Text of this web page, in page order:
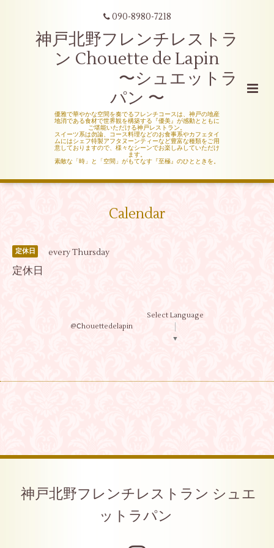
090-8980-7218
神戸北野フレンチレストラ
ン Chouette de Lapin
〜シュエットラ
パン 〜
優雅で華やかな空間を奏でるフレンチコースは、神戸の地産
地消である食材で世界観を構築する『優美』が感動とともに
ご堪能いただける神戸レストラン。
スイーツ系は勿論、コース料理などのお食事系やカフェタイ
ムにはシェフ特製アフタヌーンティーなど豊富な種類をご用
意しておりますので、様々なシーンでお楽しみしていただけ
ます。
素敵な「時」と「空間」がもてなす『至極』のひとときを。
Calendar
定休日 every Thursday
定休日
@Ⅽhouettedelapin
Select Language
▼
神戸北野フレンチレストラン シュエ
ットラパン